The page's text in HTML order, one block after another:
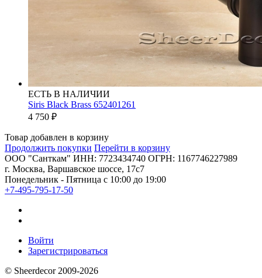
ЕСТЬ В НАЛИЧИИ
Siris Black Brass 652401261
4 750 ₽
Товар добавлен в корзину
Продолжить покупки Перейти в корзину
ООО "Санткам" ИНН: 7723434740 ОГРН: 1167746227989
г. Москва, Варшавское шоссе, 17с7
Понедельник - Пятница с 10:00 до 19:00
+7-495-795-17-50
Войти
Зарегистрироваться
© Sheerdecor 2009-2026